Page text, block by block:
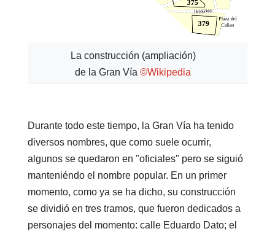
La construcción (ampliación)
de la Gran Vía ©Wikipedia
Durante todo este tiempo, la Gran Vía ha tenido
diversos nombres, que como suele ocurrir,
algunos se quedaron en "oficiales" pero se siguió
manteniéndo el nombre popular. En un primer
momento, como ya se ha dicho, su construcción
se dividió en tres tramos, que fueron dedicados a
personajes del momento: calle Eduardo Dato; el